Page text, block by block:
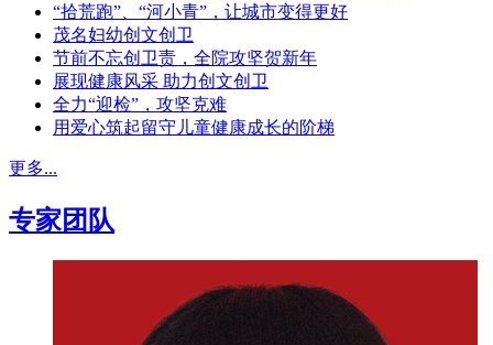
“拾荒跑”、“河小青”，让城市变得更好
茂名妇幼创文创卫
节前不忘创卫责，全院攻坚贺新年
展现健康风采 助力创文创卫
全力“迎检”，攻坚克难
用爱心筑起留守儿童健康成长的阶梯
更多...
专家团队